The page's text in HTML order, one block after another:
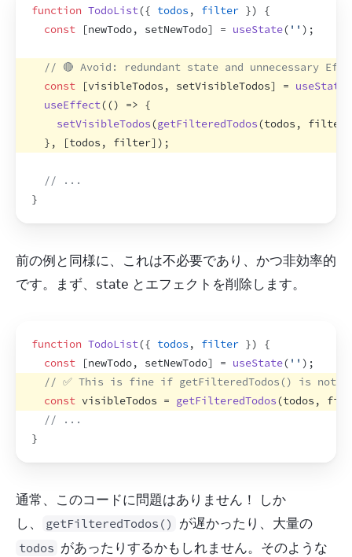
function TodoList({ todos , filter })
{
const
[newTodo, setNewTodo] = useState( '' ) ;
// 🔴 Avoid: redundant state and unnecessary
const
[visibleTodos , setVisibleTodos] = useState
useEffect(() => {
setVisibleTodos(getFilteredTodos(todos , filter
} , [todos , filter] ) ;
// ...
}
前の例と同様に、これは不必要であり、かつ非効率的
です。まず、state とエフェクトを削除します。
function TodoList({ todos , filter })
{
const
[newTodo, setNewTodo] = useState( '' ) ;
// ✅ This is fine if getFilteredTodos() is not
const visibleTodos = getFilteredTodos(todos ,
// ...
}
通常、このコードに問題はありません！ しか
し、
getFilteredTodos()
todos があったりするかもしれません。そのような